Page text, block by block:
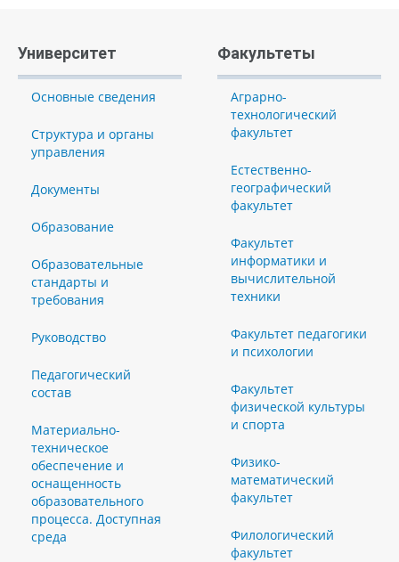
Университет
Основные сведения
Структура и органы
управления
Документы
Образование
Образовательные
стандарты и
требования
Руководство
Педагогический
состав
Материально-
техническое
обеспечение и
оснащенность
образовательного
процесса. Доступная
среда
Факультеты
Аграрно-
технологический
факультет
Естественно-
географический
факультет
Факультет
информатики и
вычислительной
техники
Факультет педагогики
и психологии
Факультет
физической культуры
и спорта
Физико-
математический
факультет
Филологический
факультет